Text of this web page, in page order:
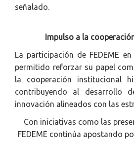
señalado.
Impulso a la
La participación de FEDEME
permitido reforzar su papel
la cooperación institucional
contribuyendo al desarrollo
innovación alineados con las
Con iniciativas como las
FEDEME continúa apostando